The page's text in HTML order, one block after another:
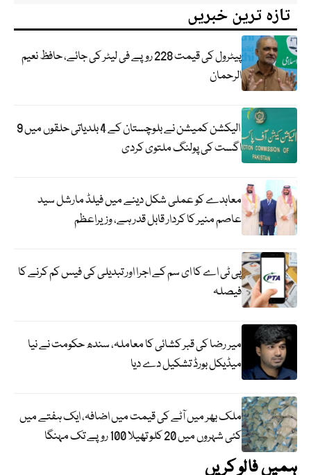
تازہ ترین خبریں
پیٹرول کی قیمت 228 روپے فی لیٹر کی جائے، حافظ نعیم
الرحمان
الیکشن کمیشن نے بلوچستان کے 4 بلدیاتی حلقوں میں 9
اگست کی پولنگ ملتوی کردی
معاہدے کو عملی شکل دینے میں فیلڈ مارشل سید
عاصم منیر کا کردار قابل قدر ہے، وزیراعظم
پی ٹی اے کا ای سم کے اجرا اور تبدیلی کی فیس کم کرنے کا
فیصلہ
میر رضا کی قبر کشائی کا معاملہ، سندھ حکومت نے نیا
میڈیکل بورڈ تشکیل دے دیا
ملک بھر میں آٹے کی قیمت میں اضافہ، ایک ہفتے میں
کئی شہروں میں 20 کلو تھیلا 100 روپے تک مہنگا
ہمیں فالو کریں